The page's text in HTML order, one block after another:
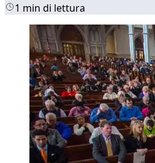
1 min di lettura